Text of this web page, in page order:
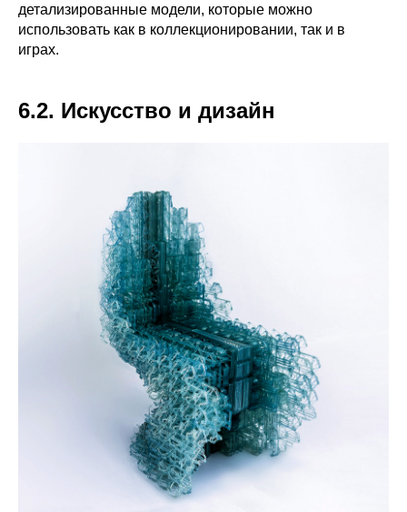
детализированные модели, которые можно
использовать как в коллекционировании, так и в
играх.
6.2. Искусство и дизайн